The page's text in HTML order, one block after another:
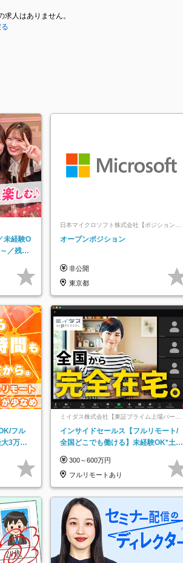
人はありません。
未経験O
／残業
日本マイクロソフト株式会社【ポジションマ
ッチ登録】
オープンポジション
非公開
東京都
フル
3万の
ミイダス株式会社【東証プライム上場パーソ
インサイドセールス【フルリモート/
全国どこでも働ける】未経験OK*土日
300～600万円
フルリモートあり